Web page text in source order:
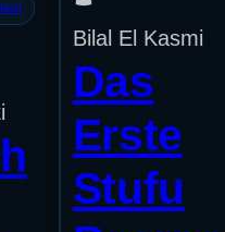
Bilal El Kasmi
Das
Erste
Stufu